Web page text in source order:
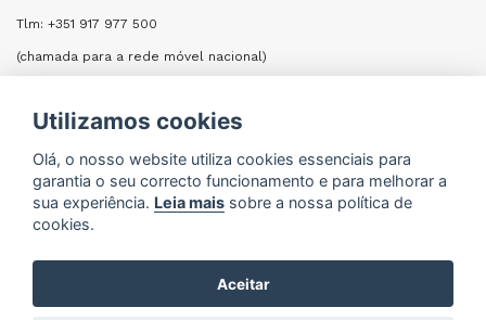
Tlm: +351 917 977 500
(chamada para a rede móvel nacional)
ENVIAR UMA MENSAGEM
Formifri | Especialistas em Equipamentos Hoteleiros
e Cozinhas Industriais © 2026
Utilizamos cookies
Olá, o nosso website utiliza cookies essenciais para
garantia o seu correcto funcionamento e para melhorar a
sua experiência. Leia mais sobre a nossa política de
cookies.
Aceitar